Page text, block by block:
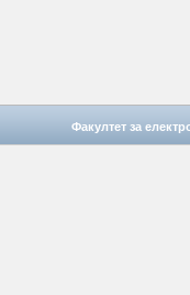
Факултет за